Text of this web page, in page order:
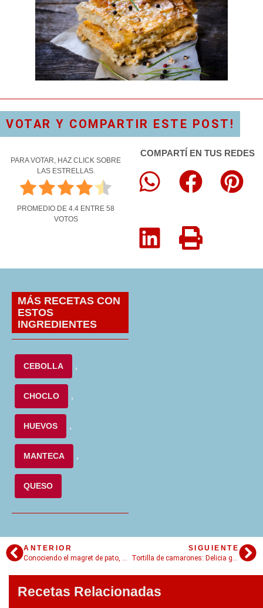
VOTAR Y COMPARTIR ESTE POST!
PARA VOTAR, HAZ CLICK SOBRE
LAS ESTRELLAS.
PROMEDIO DE 4.4 ENTRE 58
VOTOS
COMPARTÍ EN TUS REDES
MÁS RECETAS CON
ESTOS
INGREDIENTES
CEBOLLA ,
CHOCLO ,
HUEVOS ,
MANTECA ,
QUESO
ANTERIOR
Conociendo el magret de pato, una receta popular de la cocina francesa
SIGUIENTE
Tortilla de camarones: Delicia gastronómica con sabor a mar
Recetas Relacionadas